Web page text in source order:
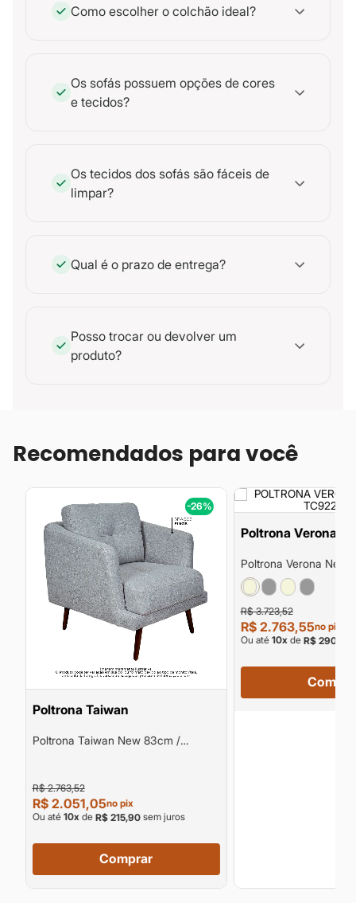
Como escolher o colchão ideal?
Os sofás possuem opções de cores
e tecidos?
Os tecidos dos sofás são fáceis de
limpar?
Qual é o prazo de entrega?
Posso trocar ou devolver um
produto?
Recomendados para você
-26%
Poltrona Taiwan
Poltrona Taiwan New 83cm /
R$ 2.763,52
R$ 2.051,05no pix
Ou até 10x de R$ 215,90sem juros
Comprar
Poltrona Verona
Poltrona Verona New
Tc9224/15005
R$ 3.723,52
R$ 2.763,55no pix
Ou até 10x de R$ 290,90